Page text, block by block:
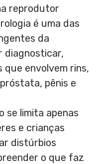
reprodutor
é uma das
da
diagnosticar,
envolvem rins,
pênis e
se limita apenas
e crianças
distúrbios
o que faz